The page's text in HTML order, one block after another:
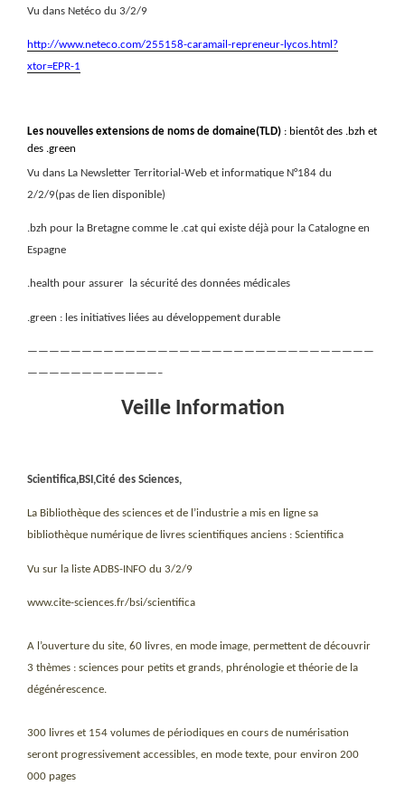
Vu dans Netéco du 3/2/9
http://www.neteco.com/255158-caramail-repreneur-lycos.html?
xtor=EPR-1
Les nouvelles extensions de noms de domaine(TLD) : bientôt des .bzh et
des .green
Vu dans La Newsletter Territorial-Web et informatique N°184 du
2/2/9(pas de lien disponible)
.bzh pour la Bretagne comme le .cat qui existe déjà pour la Catalogne en
Espagne
.health pour assurer la sécurité des données médicales
.green : les initiatives liées au développement durable
————————————————————————————————
————————————–
Veille Information
Scientifica,BSI,Cité des Sciences,
La Bibliothèque des sciences et de l’industrie a mis en ligne sa
bibliothèque numérique de livres scientifiques anciens : Scientifica
Vu sur la liste ADBS-INFO du 3/2/9
www.cite-sciences.fr/bsi/scientifica
A l’ouverture du site, 60 livres, en mode image, permettent de découvrir
3 thèmes : sciences pour petits et grands, phrénologie et théorie de la
dégénérescence.
300 livres et 154 volumes de périodiques en cours de numérisation
seront progressivement accessibles, en mode texte, pour environ 200
000 pages